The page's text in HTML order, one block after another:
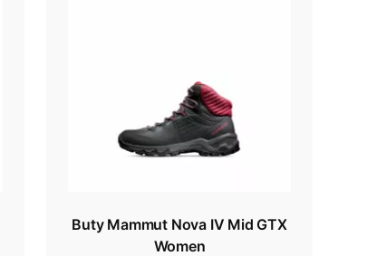
Buty Mammut Nova IV Mid GTX
Women